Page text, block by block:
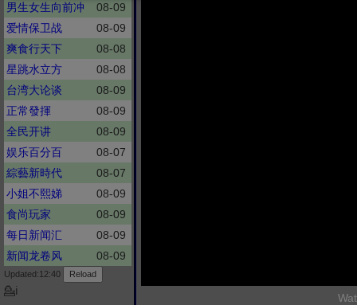
男生女生向前冲
08-09
爱情保卫战
08-09
爽食行天下
08-08
星跳水立方
08-08
台湾大论谈
08-09
正常發揮
08-09
全民开讲
08-09
娱乐百分百
08-07
綜藝新時代
08-07
小姐不熙娣
08-09
食尚玩家
08-09
每日新闻汇
08-09
新闻龙卷风
08-09
Updated:12:40
💁ℹ